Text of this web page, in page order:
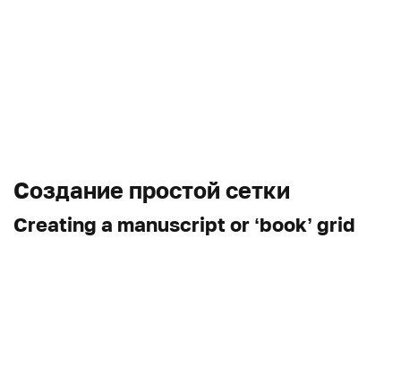
Создание простой сетки
Creating a manuscript or ‘book’ grid